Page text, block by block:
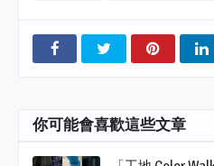
你可能會喜歡這些文章